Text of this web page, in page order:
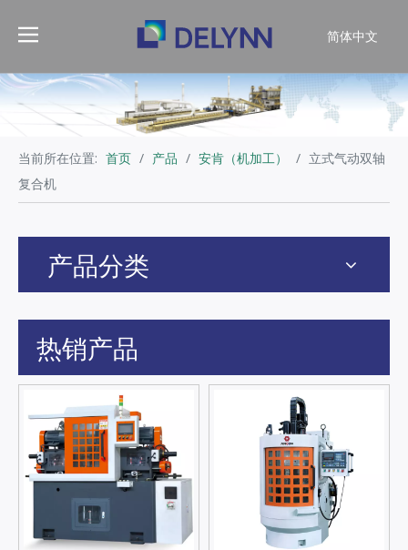
简体中文
当前所在位置: 首页 / 产品 / 安肯（机加工） / 立式气动双轴
复合机
产品分类
热销产品